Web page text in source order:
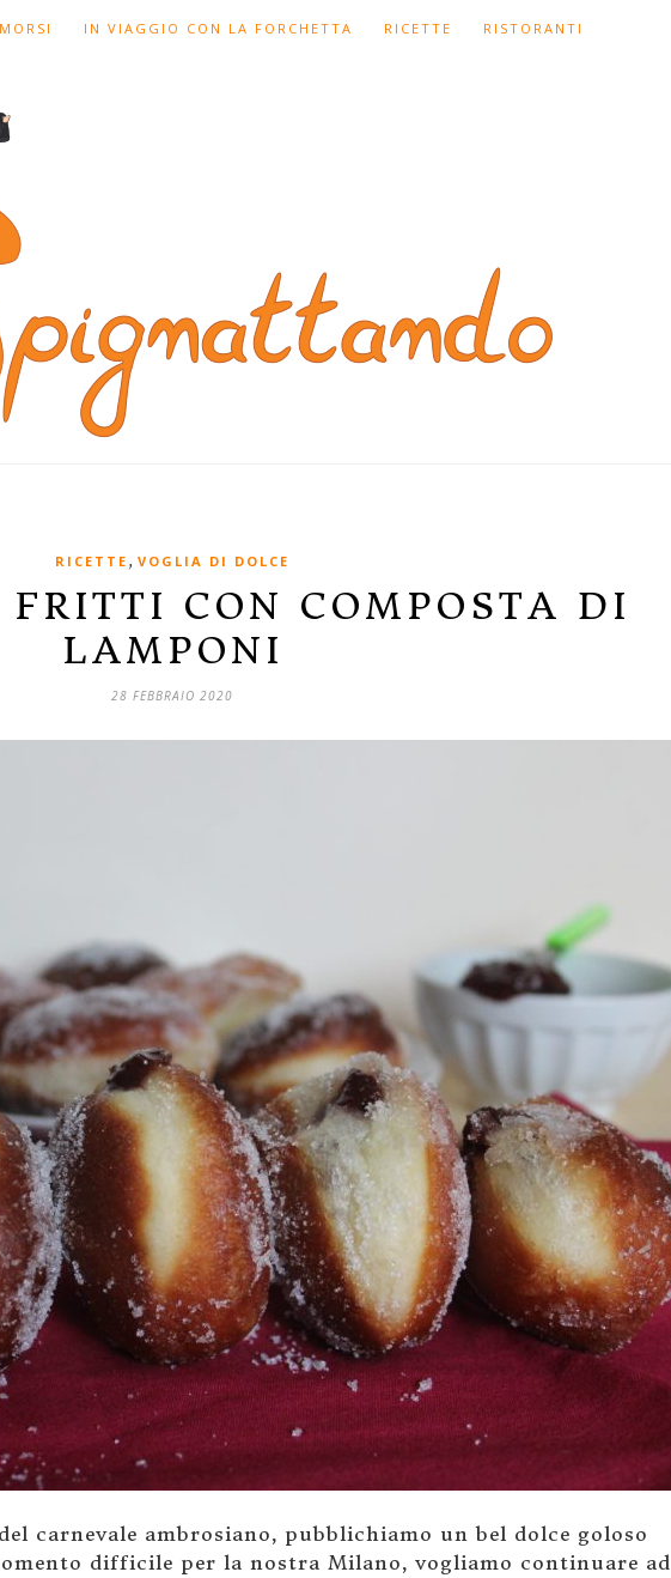
IN VIAGGIO CON LA FORCHETTA RICETTE RISTORANTI
RICETTE , VOGLIA DI DOLCE
FRITTI CON COMPOSTA DI
LAMPONI
28 FEBBRAIO 2020
carnevale ambrosiano, pubblichiamo un bel dolce goloso
difficile per la nostra Milano, vogliamo continuare ad